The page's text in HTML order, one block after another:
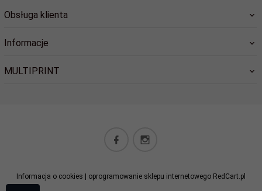
Obsługa klienta
Informacje
MULTIPRINT
Informacja o cookies | oprogramowanie sklepu internetowego RedCart.pl